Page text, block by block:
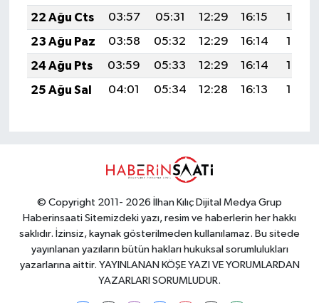
22 Ağu Cts
03:57 05:31 12:29 16:15
19:18
23 Ağu Paz
03:58 05:32 12:29 16:14
19:16
24 Ağu Pts
03:59 05:33 12:29 16:14
19:15
25 Ağu Sal
04:01 05:34 12:28 16:13 19:13
© Copyright 2011- 2026 İlhan Kılıç Dijital Medya Grup
Haberinsaati Sitemizdeki yazı, resim ve haberlerin her hakkı
saklıdır. İzinsiz, kaynak gösterilmeden kullanılamaz. Bu sitede
yayınlanan yazıların bütün hakları hukuksal sorumlulukları
yazarlarına aittir. YAYINLANAN KÖŞE YAZI VE YORUMLARDAN
YAZARLARI SORUMLUDUR.